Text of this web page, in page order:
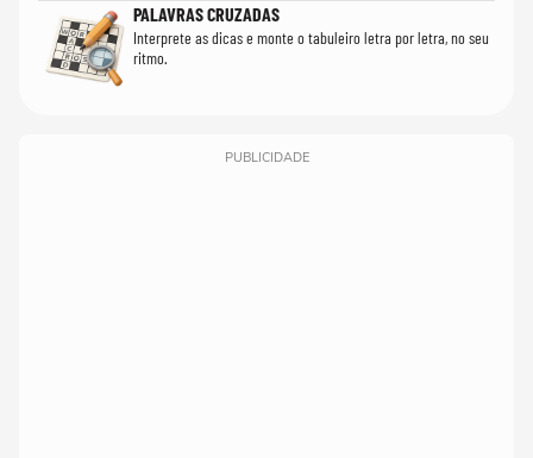
PALAVRAS CRUZADAS
Interprete as dicas e monte o tabuleiro letra por letra, no seu
ritmo.
PUBLICIDADE